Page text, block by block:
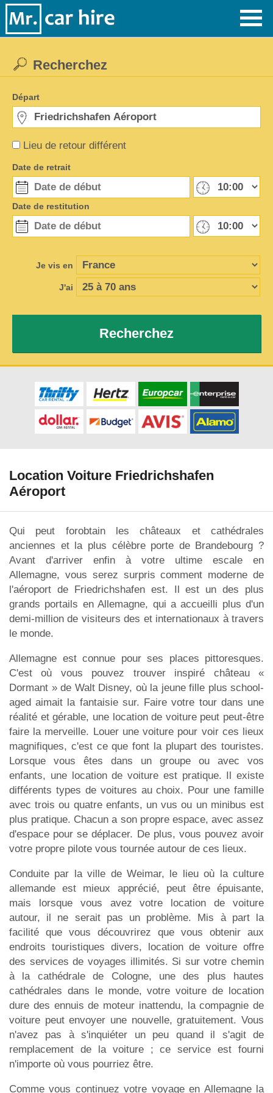
Lieu de retour différent
Recherchez
Départ
Date de retrait
Date de restitution
Je vis en
J'ai
Recherchez
Location Voiture Friedrichshafen
Aéroport
Qui peut forobtain les châteaux et cathédrales
anciennes et la plus célèbre porte de Brandebourg ?
Avant d'arriver enfin à votre ultime escale en
Allemagne, vous serez surpris comment moderne de
l'aéroport de Friedrichshafen est. Il est un des plus
grands portails en Allemagne, qui a accueilli plus d'un
demi-million de visiteurs des et internationaux à travers
le monde.
Allemagne est connue pour ses places pittoresques.
C'est où vous pouvez trouver inspiré château «
Dormant » de Walt Disney, où la jeune fille plus school-
aged aimait la fantaisie sur. Faire votre tour dans une
réalité et gérable, une location de voiture peut peut-être
faire la merveille. Louer une voiture pour voir ces lieux
magnifiques, c'est ce que font la plupart des touristes.
Lorsque vous êtes dans un groupe ou avec vos
enfants, une location de voiture est pratique. Il existe
différents types de voitures au choix. Pour une famille
avec trois ou quatre enfants, un vus ou un minibus est
plus pratique. Chacun a son propre espace, avec assez
d'espace pour se déplacer. De plus, vous pouvez avoir
votre propre pilote vous tournée autour de ces lieux.
Conduite par la ville de Weimar, le lieu où la culture
allemande est mieux apprécié, peut être épuisante,
mais lorsque vous avez votre location de voiture
autour, il ne serait pas un problème. Mis à part la
facilité que vous découvrirez que vous obtenir aux
endroits touristiques divers, location de voiture offre
des services de voyages illimités. Si sur votre chemin
à la cathédrale de Cologne, une des plus hautes
cathédrales dans le monde, votre voiture de location
dure des ennuis de moteur inattendu, la compagnie de
voiture peut envoyer une nouvelle, gratuitement. Vous
n'avez pas à s'inquiéter un peu quand il s'agit de
remplacement de la voiture ; ce service est fourni
n'importe où vous pourriez être.
Comme vous continuez votre voyage en Allemagne la